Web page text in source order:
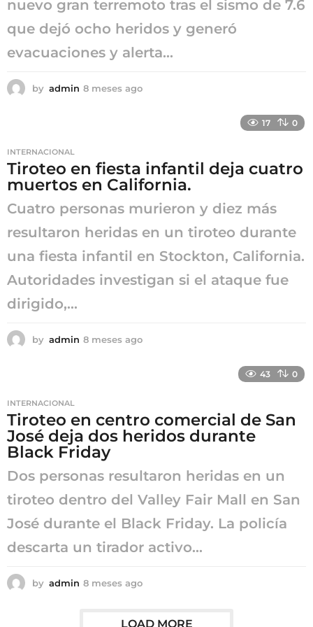
nuevo gran terremoto tras el sismo de 7.6
que dejó ocho heridos y generó
evacuaciones y alerta...
by admin 8 meses ago
a
g
17 0
INTERNACIONAL
Tiroteo en fiesta infantil deja cuatro
muertos en California.
Cuatro personas murieron y diez más
resultaron heridas en un tiroteo durante
una fiesta infantil en Stockton, California.
Autoridades investigan si el ataque fue
dirigido,...
by admin 8 meses ago
a
g
43 0
INTERNACIONAL
Tiroteo en centro comercial de San
José deja dos heridos durante
Black Friday
Dos personas resultaron heridas en un
tiroteo dentro del Valley Fair Mall en San
José durante el Black Friday. La policía
descarta un tirador activo...
by admin 8 meses ago
s
LOAD MORE